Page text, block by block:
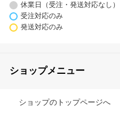
休業日（受注・発送対応なし）
受注対応のみ
発送対応のみ
ショップメニュー
ショップのトップページへ